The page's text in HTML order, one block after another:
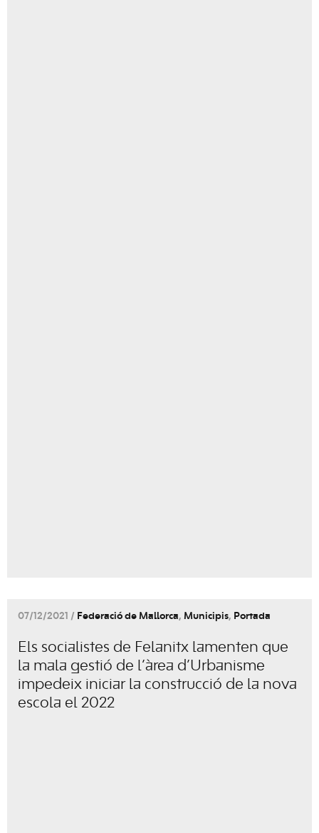
07/12/2021 / Federació de Mallorca, Municipis, Portada
Els socialistes de Felanitx lamenten que
la mala gestió de l’àrea d’Urbanisme
impedeix iniciar la construcció de la nova
escola el 2022